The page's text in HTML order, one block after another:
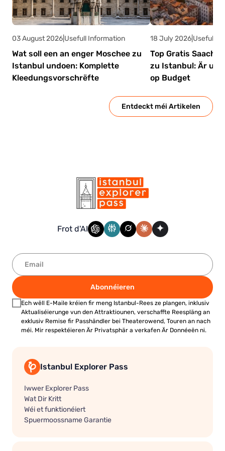
Entdeckt méi Artikelen
03 August 2026 Usefull Information
Wat soll een an enger Moschee zu
Istanbul undoen: Komplette
Kleedungsvorschrëfte
18 July 2026 Usefull
Top Gratis
zu Istanbul: Är
op Budget
Frot d'AI
Abonnéieren
Ech wëll E-Maile kréien fir meng Istanbul-Rees ze plangen, inklusiv
Aktualiséierunge vun den Attraktiounen, verschaffte Reespläng an
exklusiv Remise fir Passhändler bei Theaterowend, Touren an nach
méi. Mir respektéieren Är Privatsphär a verkafen Är Donnéeën ni.
Istanbul Explorer Pass
Iwwer Explorer Pass
Wat Dir Kritt
Wéi et funktionéiert
Spuermoossname Garantie